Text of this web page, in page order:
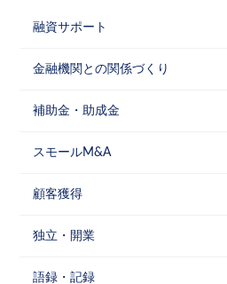
融資サポート
金融機関との関係づくり
補助金・助成金
スモールM&A
顧客獲得
独立・開業
語録・記録